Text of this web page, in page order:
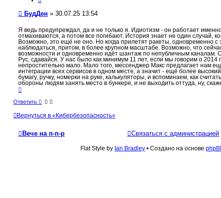
к
и
а
а
С
о
б
щ
е
н
и
е
БудДен » 30.07.25 13:54
Я ведь предупреждал, да и не только я. Идиотизм - он работает
отмахиваются, а потом все погибают. История знает не один случай,
Возможно, это ещё не оно. Но когда прилетят ракеты, одновременно с
наблюдаться, притом, в более крупном масштабе. Возможно, что
возможности и одновременно идёт шантаж по непубличным каналам.
Рус, сдавайся. У нас было как минимум 11 лет, если мы говорим о 2014
непростительно мало. Мало того, мессенджер Макс предлагает нам
интеграции всех сервисов в одном месте, а значит - ещё более
бумагу, ручку, номерки на руке, калькуляторы, и вспоминаем, как
обороны людям занять место в бункере, и не выходить оттуда, ну,
е
р
н
т
с
я
Ответить
Вернуться в «Кибербезопасность»
Вече на п-п-р Связаться с администрацией
Flat Style by Ian Bradley • Создано на основе